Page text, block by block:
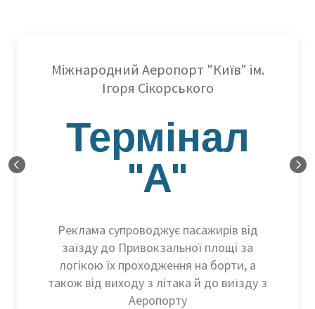
Міжнародний Аеропорт "Київ" ім.
Ігоря Сікорського
Термінал
"А"
Реклама супроводжує пасажирів від
заїзду до Привокзальної площі за
логікою їх проходження на борти, а
також від виходу з літака й до виїзду з
Аеропорту